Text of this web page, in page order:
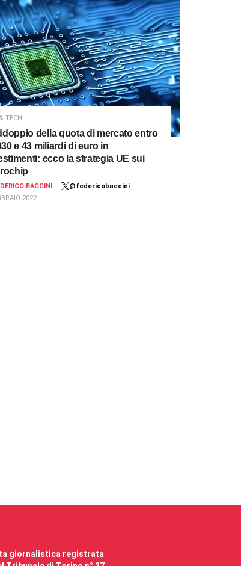
TECH
della quota di mercato entro
e 43 miliardi di euro in
ecco la strategia UE sui
BACCINI
@federicobaccini
2022
giornalistica registrata